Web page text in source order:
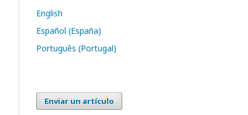
English
Español (España)
Português (Portugal)
Enviar un artículo